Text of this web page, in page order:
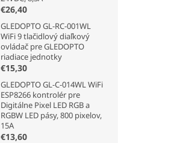
€26,40
GLEDOPTO GL-RC-001WL
WiFi 9 tlačidlový diaľkový
ovládač pre GLEDOPTO
riadiace jednotky
€15,30
GLEDOPTO GL-C-014WL WiFi
ESP8266 kontrolér pre
Digitálne Pixel LED RGB a
RGBW LED pásy, 800 pixelov,
15A
€13,60